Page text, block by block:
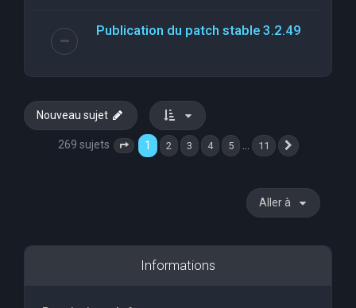
Publication du patch stable 3.2.49
Nouveau sujet
269 sujets Page 1 sur 11
1 2 3 4 5 11
Aller à
Informations